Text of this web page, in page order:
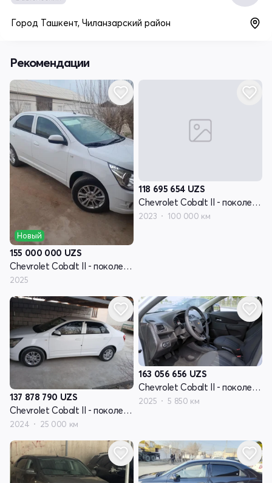
Город Ташкент, Чиланзарский район
Рекомендации
Новый
155 000 000 UZS
Chevrolet Cobalt II - поколение рестайлинг
2025
118 695 654 UZS
Chevrolet Cobalt II - поколение рестайлинг
2023 100 000 км
137 878 790 UZS
Chevrolet Cobalt II - поколение рестайлинг
2024 25 000 км
163 056 656 UZS
Chevrolet Cobalt II - поколение рестайлинг
2025 5 850 км